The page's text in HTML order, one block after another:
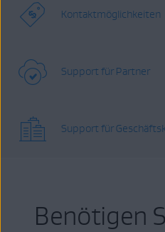
Kontaktmöglichkeiten
Support für Partner
Support für
Benötigen